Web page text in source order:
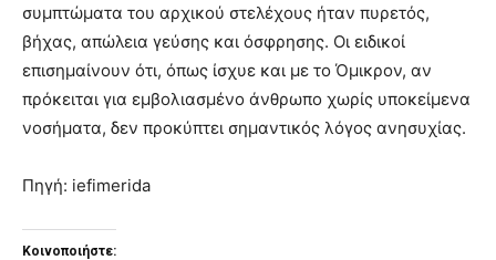
συμπτώματα του αρχικού στελέχους ήταν πυρετός,
βήχας, απώλεια γεύσης και όσφρησης. Οι ειδικοί
επισημαίνουν ότι, όπως ίσχυε και με το Όμικρον, αν
πρόκειται για εμβολιασμένο άνθρωπο χωρίς υποκείμενα
νοσήματα, δεν προκύπτει σημαντικός λόγος ανησυχίας.
Πηγή: iefimerida
Κοινοποιήστε: